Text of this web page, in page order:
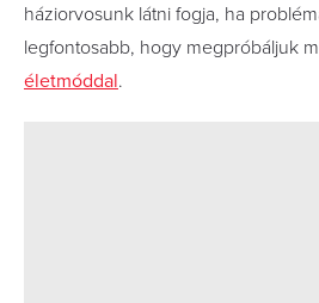
háziorvosunk látni fogja, ha
legfontosabb, hogy megpróbáljuk
életmóddal.